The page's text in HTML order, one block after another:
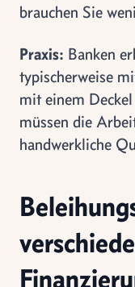
brauchen Sie
Praxis: Banken
typischerweise
mit einem
müssen die
handwerkliche